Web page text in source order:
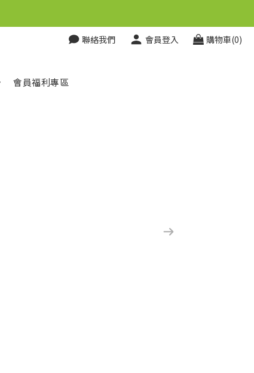
聯絡我們 會員登入 購物車(0)
會員福利專區